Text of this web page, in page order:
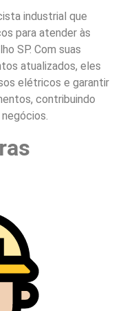
industrial que
para atender às
SP. Com suas
atualizados, eles
elétricos e garantir
contribuindo